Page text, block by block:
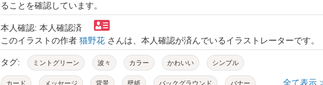
ることを確認しています。
本人確認: 本人確認済
このイラストの作者 猫野花 さんは、本人確認が済んでいるイラストレーターです。
タグ: ミントグリーン 波々 カラー かわいい シンプル
カード メッセージ 背景 壁紙 バックグラウンド バナー 全て表示